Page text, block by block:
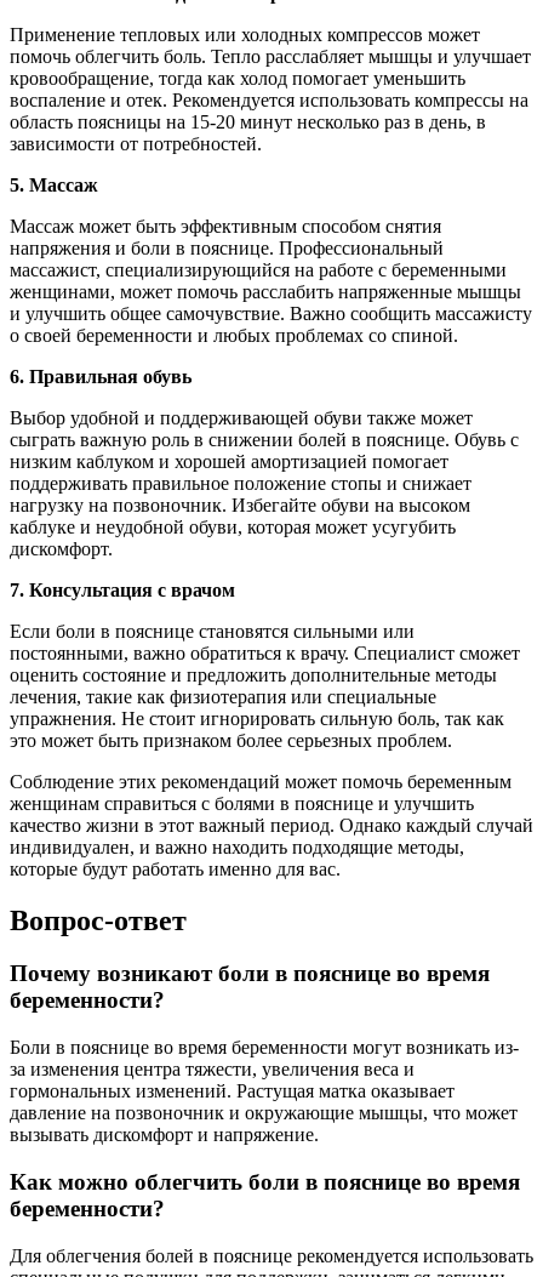
Применение тепловых или холодных компрессов может
помочь облегчить боль. Тепло расслабляет мышцы и улучшает
кровообращение, тогда как холод помогает уменьшить
воспаление и отек. Рекомендуется использовать компрессы на
область поясницы на 15-20 минут несколько раз в день, в
зависимости от потребностей.
5. Массаж
Массаж может быть эффективным способом снятия
напряжения и боли в пояснице. Профессиональный
массажист, специализирующийся на работе с беременными
женщинами, может помочь расслабить напряженные мышцы
и улучшить общее самочувствие. Важно сообщить массажисту
о своей беременности и любых проблемах со спиной.
6. Правильная обувь
Выбор удобной и поддерживающей обуви также может
сыграть важную роль в снижении болей в пояснице. Обувь с
низким каблуком и хорошей амортизацией помогает
поддерживать правильное положение стопы и снижает
нагрузку на позвоночник. Избегайте обуви на высоком
каблуке и неудобной обуви, которая может усугубить
дискомфорт.
7. Консультация с врачом
Если боли в пояснице становятся сильными или
постоянными, важно обратиться к врачу. Специалист сможет
оценить состояние и предложить дополнительные методы
лечения, такие как физиотерапия или специальные
упражнения. Не стоит игнорировать сильную боль, так как
это может быть признаком более серьезных проблем.
Соблюдение этих рекомендаций может помочь беременным
женщинам справиться с болями в пояснице и улучшить
качество жизни в этот важный период. Однако каждый случай
индивидуален, и важно находить подходящие методы,
которые будут работать именно для вас.
Вопрос-ответ
Почему возникают боли в пояснице во время
беременности?
Боли в пояснице во время беременности могут возникать из-
за изменения центра тяжести, увеличения веса и
гормональных изменений. Растущая матка оказывает
давление на позвоночник и окружающие мышцы, что может
вызывать дискомфорт и напряжение.
Как можно облегчить боли в пояснице во время
беременности?
Для облегчения болей в пояснице рекомендуется использовать